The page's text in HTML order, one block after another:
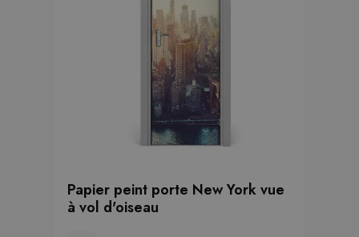
Papier peint porte New York vue
à vol d'oiseau